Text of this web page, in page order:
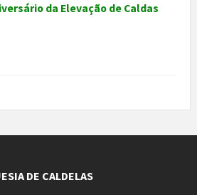
da Elevação de Caldas
DE CALDELAS